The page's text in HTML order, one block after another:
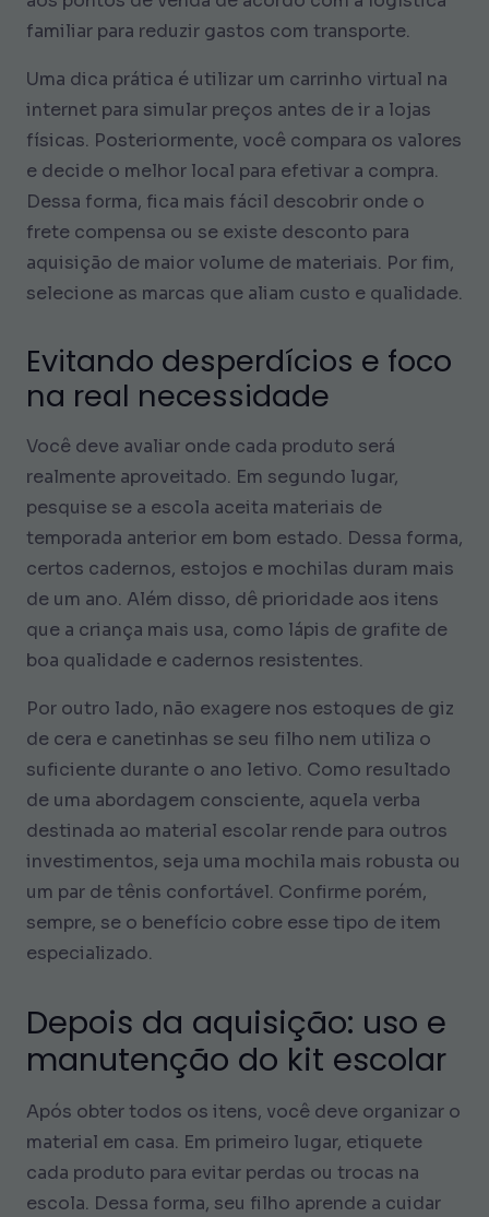
familiar para reduzir gastos com transporte.
Uma dica prática é utilizar um carrinho virtual na
internet para simular preços antes de ir a lojas
físicas. Posteriormente, você compara os valores
e decide o melhor local para efetivar a compra.
Dessa forma, fica mais fácil descobrir onde o
frete compensa ou se existe desconto para
aquisição de maior volume de materiais. Por fim,
selecione as marcas que aliam custo e qualidade.
Evitando desperdícios e foco
na real necessidade
Você deve avaliar onde cada produto será
realmente aproveitado. Em segundo lugar,
pesquise se a escola aceita materiais de
temporada anterior em bom estado. Dessa forma,
certos cadernos, estojos e mochilas duram mais
de um ano. Além disso, dê prioridade aos itens
que a criança mais usa, como lápis de grafite de
boa qualidade e cadernos resistentes.
Por outro lado, não exagere nos estoques de giz
de cera e canetinhas se seu filho nem utiliza o
suficiente durante o ano letivo. Como resultado
de uma abordagem consciente, aquela verba
destinada ao material escolar rende para outros
investimentos, seja uma mochila mais robusta ou
um par de tênis confortável. Confirme porém,
sempre, se o benefício cobre esse tipo de item
especializado.
Depois da aquisição: uso e
manutenção do kit escolar
Após obter todos os itens, você deve organizar o
material em casa. Em primeiro lugar, etiquete
cada produto para evitar perdas ou trocas na
escola. Dessa forma, seu filho aprende a cuidar